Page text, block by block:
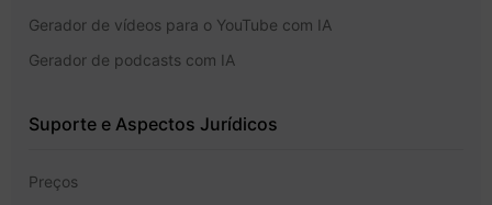
Gerador de vídeos para o YouTube com IA
Gerador de podcasts com IA
Suporte e Aspectos Jurídicos
Preços